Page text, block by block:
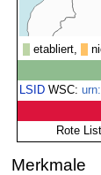
etabliert,
LSID WSC:
Rote
Merkmale